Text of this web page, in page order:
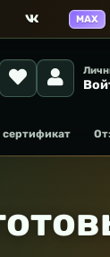
MAX